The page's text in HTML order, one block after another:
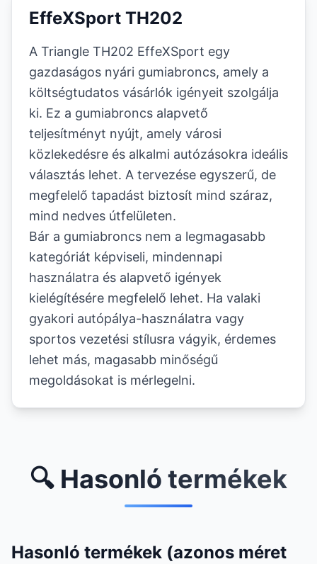
EffeXSport TH202
A Triangle TH202 EffeXSport egy
gazdaságos nyári gumiabroncs, amely a
költségtudatos vásárlók igényeit szolgálja
ki. Ez a gumiabroncs alapvető
teljesítményt nyújt, amely városi
közlekedésre és alkalmi autózásokra ideális
választás lehet. A tervezése egyszerű, de
megfelelő tapadást biztosít mind száraz,
mind nedves útfelületen.
Bár a gumiabroncs nem a legmagasabb
kategóriát képviseli, mindennapi
használatra és alapvető igények
kielégítésére megfelelő lehet. Ha valaki
gyakori autópálya-használatra vagy
sportos vezetési stílusra vágyik, érdemes
lehet más, magasabb minőségű
megoldásokat is mérlegelni.
🔍 Hasonló termékek
Hasonló termékek (azonos méret